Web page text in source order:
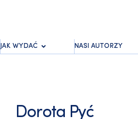
JAK WYDAĆ NASI AUTORZY
Dorota Pyć